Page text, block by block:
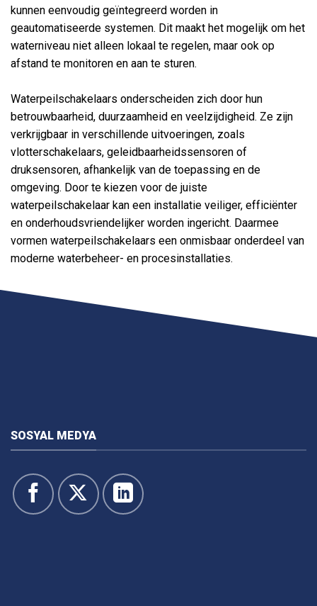
kunnen eenvoudig geïntegreerd worden in
geautomatiseerde systemen. Dit maakt het mogelijk om het
waterniveau niet alleen lokaal te regelen, maar ook op
afstand te monitoren en aan te sturen.
Waterpeilschakelaars onderscheiden zich door hun
betrouwbaarheid, duurzaamheid en veelzijdigheid. Ze zijn
verkrijgbaar in verschillende uitvoeringen, zoals
vlotterschakelaars, geleidbaarheidssensoren of
druksensoren, afhankelijk van de toepassing en de
omgeving. Door te kiezen voor de juiste
waterpeilschakelaar kan een installatie veiliger, efficiënter
en onderhoudsvriendelijker worden ingericht. Daarmee
vormen waterpeilschakelaars een onmisbaar onderdeel van
moderne waterbeheer- en procesinstallaties.
SOSYAL MEDYA